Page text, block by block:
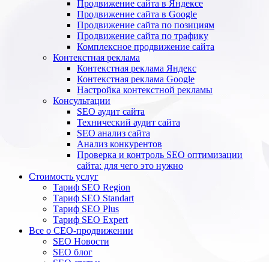
Продвижение сайта в Яндексе
Продвижение сайта в Google
Продвижение сайта по позициям
Продвижение сайта по трафику
Комплексное продвижение сайта
Контекстная реклама
Контекстная реклама Яндекс
Контекстная реклама Google
Настройка контекстной рекламы
Консультации
SEO аудит сайта
Технический аудит сайта
SEO анализ сайта
Анализ конкурентов
Проверка и контроль SEO оптимизации
сайта: для чего это нужно
Стоимость услуг
Тариф SEO Region
Тариф SEO Standart
Тариф SEO Plus
Тариф SEO Expert
Все о СЕО-продвижении
SEO Новости
SEO блог